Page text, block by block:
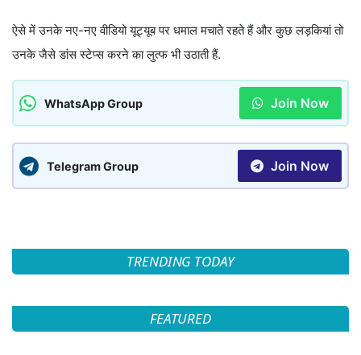
ऐसे में उनके नए-नए वीडियो यूट्यूब पर धमाल मचाते रहते हैं और कुछ लड़कियां तो
उनके जैसे डांस स्टेप्स करने का लुत्फ भी उठाती हैं.
WhatsApp Group Join Now
Telegram Group Join Now
TRENDING TODAY
FEATURED